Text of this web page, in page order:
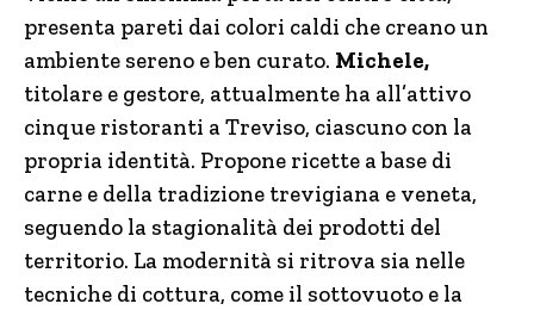
presenta pareti dai colori caldi che creano un
ambiente sereno e ben curato. Michele,
titolare e gestore, attualmente ha all’attivo
cinque ristoranti a Treviso, ciascuno con la
propria identità. Propone ricette a base di
carne e della tradizione trevigiana e veneta,
seguendo la stagionalità dei prodotti del
territorio. La modernità si ritrova sia nelle
tecniche di cottura, come il sottovuoto e la